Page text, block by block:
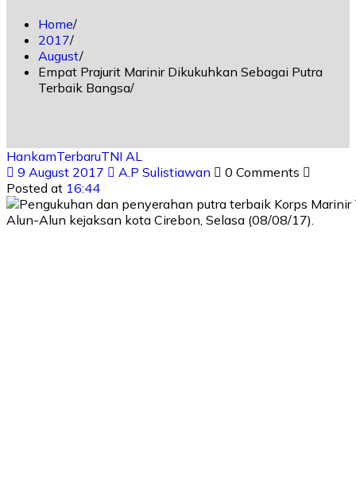
Home
2017
August
Empat Prajurit Marinir Dikukuhkan Sebagai Putra
Terbaik Bangsa
HankamTerbaruTNI AL
9 August 2017
A.P Sulistiawan
0 Comments
Posted at 16:44